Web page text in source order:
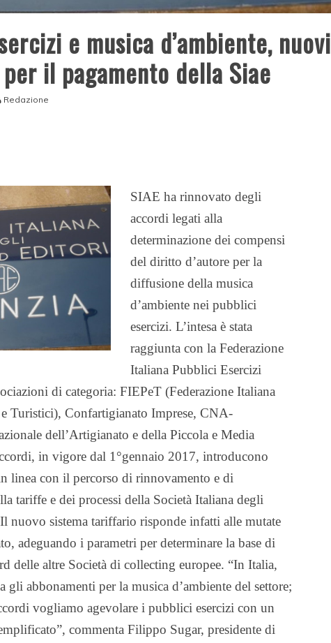
e musica d’ambiente, nuovi
il pagamento della Siae
Redazione
SIAE ha rinnovato degli
accordi legati alla
determinazione dei compensi
del diritto d’autore per la
diffusione della musica
d’ambiente nei pubblici
esercizi. L’intesa è stata
raggiunta con la Federazione
Italiana Pubblici Esercizi
di categoria: FIEPeT (Federazione Italiana
Turistici), Confartigianato Imprese, CNA-
dell’Artigianato e della Piccola e Media
in vigore dal 1°gennaio 2017, introducono
linea con il percorso di rinnovamento e di
tariffe e dei processi della Società Italiana degli
Il nuovo sistema tariffario risponde infatti alle mutate
adeguando i parametri per determinare la base di
delle altre Società di collecting europee. “In Italia,
gli abbonamenti per la musica d’ambiente del settore;
vogliamo agevolare i pubblici esercizi con un
commenta Filippo Sugar, presidente di